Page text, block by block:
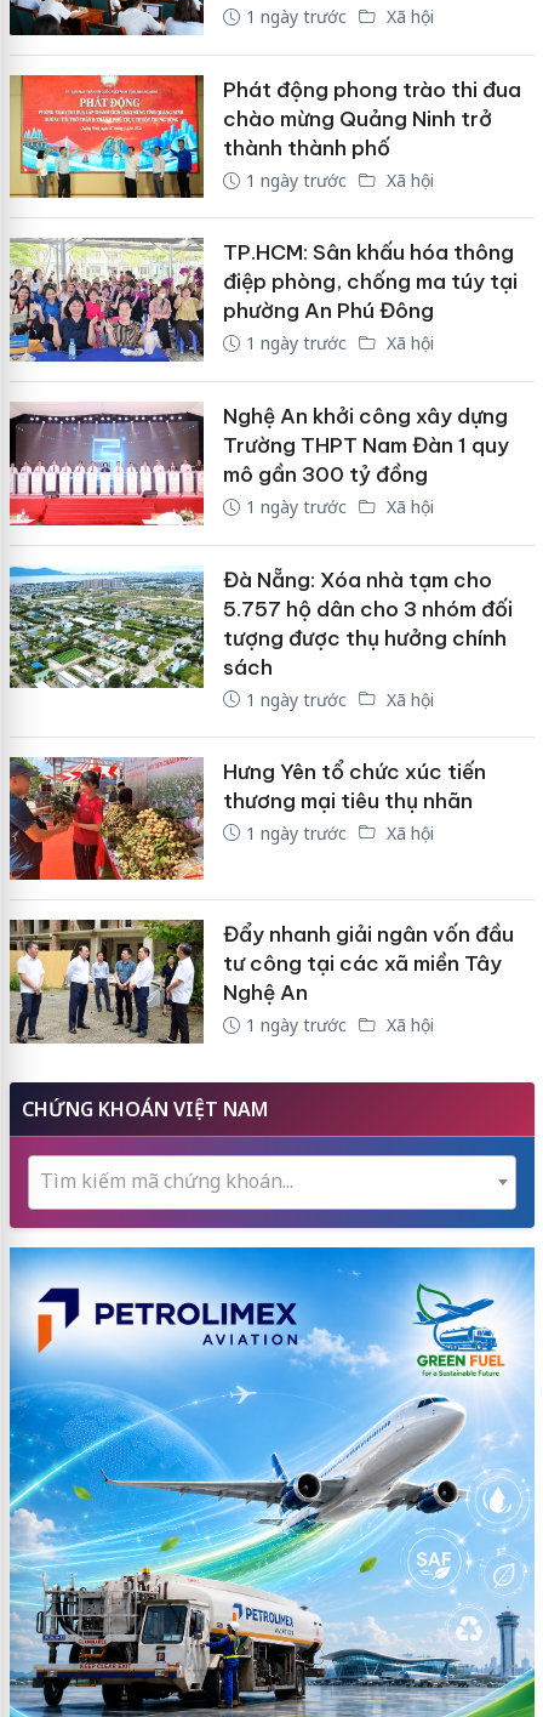
1 ngày trước Xã hội
Phát động phong trào thi đua
chào mừng Quảng Ninh trở
thành thành phố
1 ngày trước Xã hội
TP.HCM: Sân khấu hóa thông
điệp phòng, chống ma túy tại
phường An Phú Đông
1 ngày trước Xã hội
Nghệ An khởi công xây dựng
Trường THPT Nam Đàn 1 quy
mô gần 300 tỷ đồng
1 ngày trước Xã hội
Đà Nẵng: Xóa nhà tạm cho
5.757 hộ dân cho 3 nhóm đối
tượng được thụ hưởng chính
sách
1 ngày trước Xã hội
Hưng Yên tổ chức xúc tiến
thương mại tiêu thụ nhãn
1 ngày trước Xã hội
Đẩy nhanh giải ngân vốn đầu
tư công tại các xã miền Tây
Nghệ An
1 ngày trước Xã hội
CHỨNG KHOÁN VIỆT NAM
Tìm kiếm mã chứng khoán...